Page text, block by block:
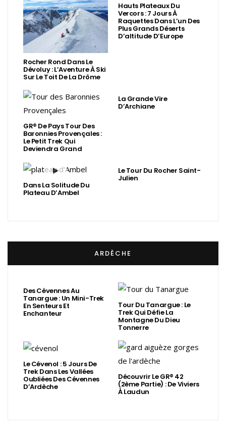
Rocher Rond Dans Le
Dévoluy : L’Aventure À Ski
Sur Le Toit De La Drôme
Hauts Plateaux Du
Vercors : 7 Jours À
Raquettes Dans L’un Des
Plus Grands Déserts
D’altitude D’Europe
GR® De Pays Tour Des
Baronnies Provençales :
Le Petit Trek Qui
Deviendra Grand
La Grande Vire
D’Archiane
Dans La Solitude Du
Plateau D’Ambel
Le Tour Du Rocher Saint-
Julien
ARDÈCHE
Des Cévennes Au
Tanargue : Un Mini-Trek
En Senteurs Et
Enchanteur
Tour Du Tanargue : Le
Trek Qui Défie La
Montagne Du Dieu
Tonnerre
Le Cévenol : 5 Jours De
Trek Dans Les Vallées
Oubliées Des Cévennes
D’Ardèche
Découvrir Le GR® 42
(2ème Partie) : De Viviers
À Laudun